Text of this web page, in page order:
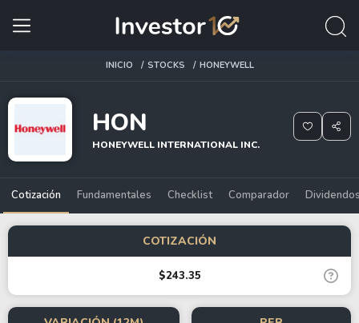
INICIO STOCKS HONEYWELL
HON
HONEYWELL INTERNATIONAL INC.
Cotización Fundamentales Checklist Comparador
COTIZACIÓN
$243.35